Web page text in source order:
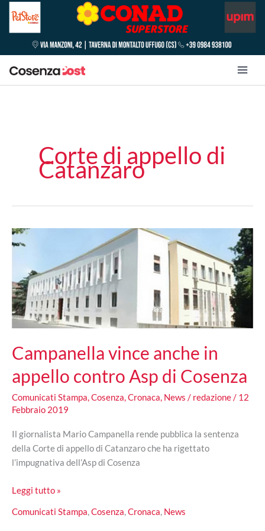
Corte di appello di
Catanzaro
Campanella vince anche in
appello contro Asp di Cosenza
Comunicati Stampa,Cosenza,Cronaca, News / redazione/ 12
Febbraio 2019
Il giornalista Mario Campanella rende pubblica la sentenza
della Corte di appello di Catanzaro che ha rigettato
l’impugnativa dell’Asp di Cosenza
Campanella
anche
Leggi tutto »
Comunicati Stampa,Cosenza,Cronaca, News